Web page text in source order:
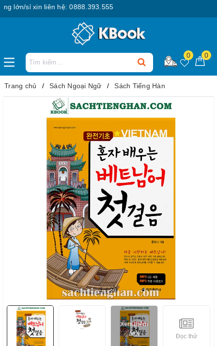
sỉ xin liên hệ: 0888.393.555
0 0
Trang chủ Sách Ngoại Ngữ Sách Tiếng Hàn
1/26
Xem thêm
ảnh
Đọc thử